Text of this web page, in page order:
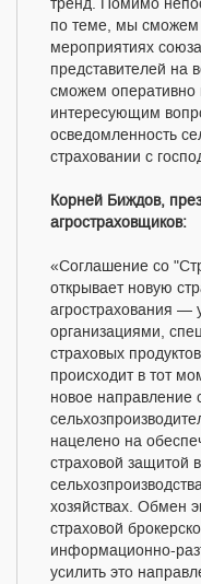
тренд. Помимо
по теме, мы сможем
мероприятиях
представителей на
сможем оперативно
интересующим
осведомленность
страховании с
Корней Биждов,
агростраховщиков:
«Соглашение со
открывает новую
агрострахования —
организациями,
страховых
происходит в тот
новое направление
нацелено на
страховой защитой
хозяйствах. Обмен
страховой
информационно-
усилить это